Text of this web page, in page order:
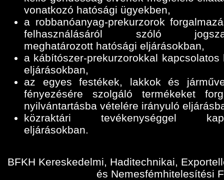
vonatkozó hatósági ügyekben,
a robbanóanyag-prekurzorok
felhasználásáról szóló
meghatározott hatósági eljárásokban,
a kábítószer-prekurzorokkal kapcsolatos
eljárásokban,
az egyes festékek, lakkok és
fényezésére szolgáló termékeket
nyilvántartásba vételére irányuló
közraktári tevékenységgel
eljárásokban.
BFKH Kereskedelmi, Haditechnikai,
és Nemesfémhitelesítési